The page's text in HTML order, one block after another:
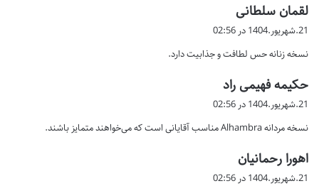
لقمان سلطانی
ف
:
21.شهریور.1404 در 02:56
نسخه زنانه حس لطافت و جذابیت دارد.
حکیمه فهیمی راد
ف
:
21.شهریور.1404 در 02:56
نسخه مردانه Alhambra مناسب آقایانی است که می‌خواهند متمایز باشند.
اهورا رحمانیان
ف
21.شهریور.1404 در 02:56